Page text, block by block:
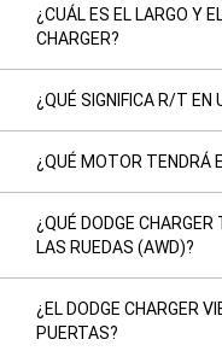
¿CUÁL ES EL LARGO Y
CHARGER?
¿QUÉ SIGNIFICA R/T EN
¿QUÉ MOTOR TENDRÁ
¿QUÉ DODGE
LAS RUEDAS (AWD)?
¿EL DODGE CHARGER
PUERTAS?